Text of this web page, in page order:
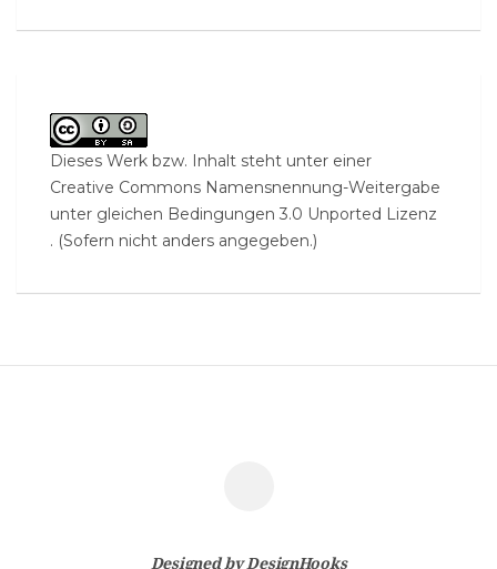
Dieses Werk bzw. Inhalt steht unter einer
Creative Commons Namensnennung-Weitergabe
unter gleichen Bedingungen 3.0 Unported Lizenz
. (Sofern nicht anders angegeben.)
Designed byDesignHooks